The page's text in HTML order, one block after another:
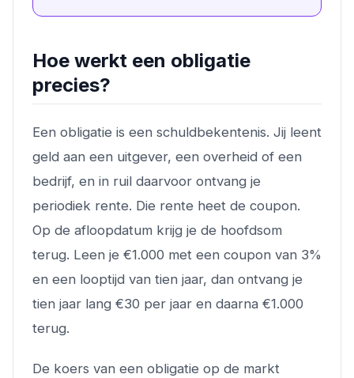
Hoe werkt een obligatie
precies?
Een obligatie is een schuldbekentenis. Jij leent
geld aan een uitgever, een overheid of een
bedrijf, en in ruil daarvoor ontvang je
periodiek rente. Die rente heet de coupon.
Op de afloopdatum krijg je de hoofdsom
terug. Leen je €1.000 met een coupon van 3%
en een looptijd van tien jaar, dan ontvang je
tien jaar lang €30 per jaar en daarna €1.000
terug.
De koers van een obligatie op de markt